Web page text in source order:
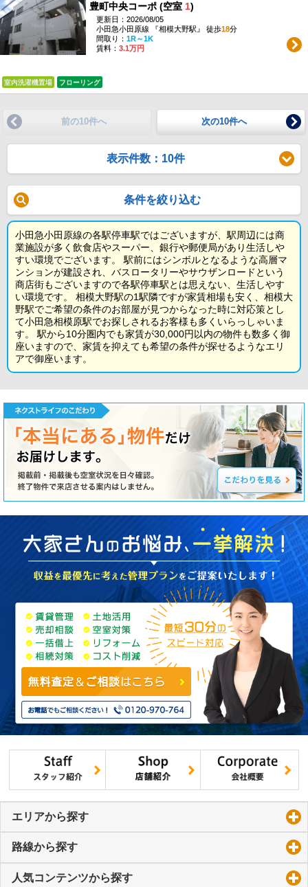
豊町中央コーポ (空室 1)
更新日：2026/08/05
小田急小田原線 『相模大野駅』 徒歩18分
間取り： 1R～1K
賃料： 3.1万円
室内洗濯機置場 フローリング
前の10件へ 次の10件へ
表示件数：10件
条件を絞り込む
小田急小田原線の各駅停車駅ではございますが、駅周辺には商
業施設が多く飲食店やスーパー、銀行や郵便局があり生活しや
すい環境でございます。 駅前にはシンボルとなるような高層マ
ンションが建設され、バスロータリーやサウザンロードという
商店街もございますので各駅停車駅とは思えない、生活しやす
い環境です。 相模大野駅の1駅隣ですが家賃相場も安く、相模大
野駅でご希望の条件のお部屋が見つからなった時に対応策とし
て小田急相模原駅でお探しされるお客様も多くいらっしゃいま
す。 駅から10分圏内でも家賃が30,000円以内の物件も数多く御
座いますので、家賃を抑えても希望の条件が探せるようなエリ
アで御座います。
エリアから探す
路線から探す
人気コンテンツから探す